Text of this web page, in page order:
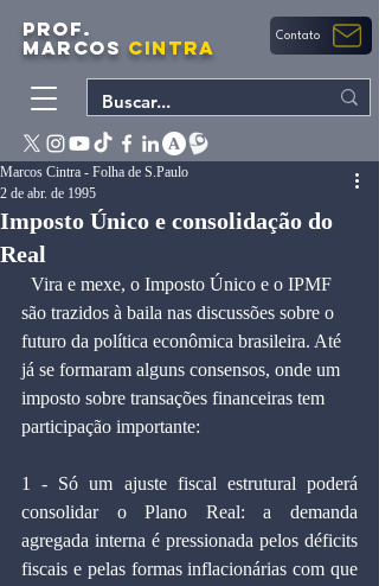
PROF.
MARCOS CINTRA Contato
Imposto Único e consolidação do
Real
Marcos Cintra - Folha de S.Paulo
2 de abr. de 1995
são trazidos à baila nas discussões sobre o
futuro da política econômica brasileira. Até
já se formaram alguns consensos, onde um
imposto sobre transações financeiras tem
participação importante:
1 - Só um ajuste fiscal estrutural poderá
consolidar o Plano Real: a demanda
agregada interna é pressionada pelos déficits
fiscais e pelas formas inflacionárias com que